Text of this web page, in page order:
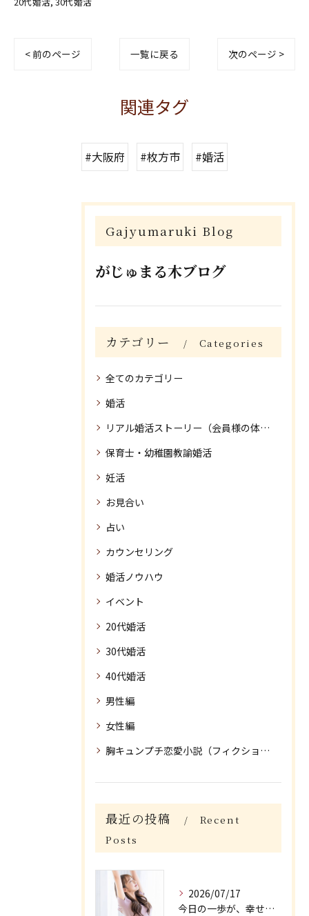
< 前のページ 一覧に戻る 次のページ >
関連タグ
#大阪府 #枚方市 #婚活
Gajyumaruki Blog
がじゅまる木ブログ
カテゴリー Categories
全てのカテゴリー
婚活
リアル婚活ストーリー（会員様の体験談）
保育士・幼稚園教諭婚活
妊活
お見合い
占い
カウンセリング
婚活ノウハウ
イベント
20代婚活
30代婚活
40代婚活
男性編
女性編
胸キュンプチ恋愛小説（フィクション）
最近の投稿
Recent
Posts
2026/07/17
今日の一歩が、幸せにつながる/大阪府枚方市牧野の保育園が運営する結婚相談所がじゅまる木